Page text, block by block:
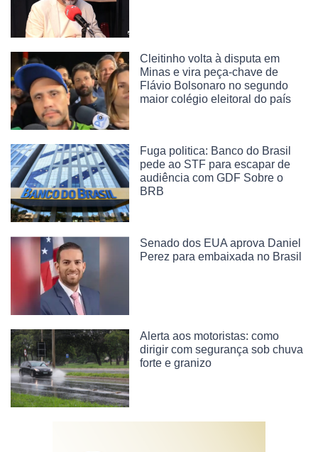
Cleitinho volta à disputa em
Minas e vira peça-chave de
Flávio Bolsonaro no segundo
maior colégio eleitoral do país
Fuga politica: Banco do Brasil
pede ao STF para escapar de
audiência com GDF Sobre o
BRB
Senado dos EUA aprova Daniel
Perez para embaixada no Brasil
Alerta aos motoristas: como
dirigir com segurança sob chuva
forte e granizo